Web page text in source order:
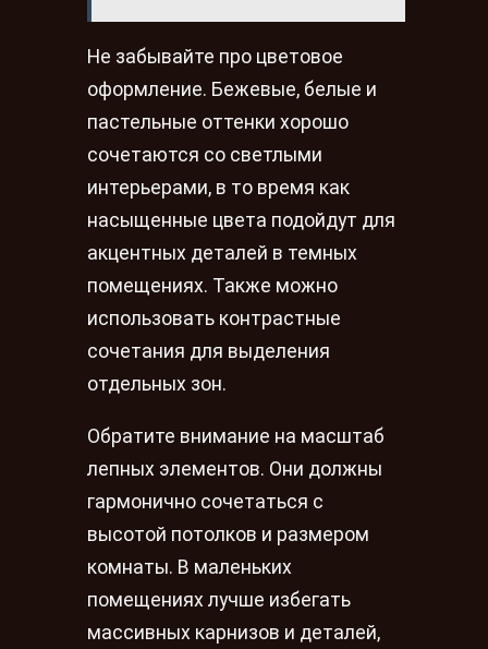
Не забывайте про цветовое
оформление. Бежевые, белые и
пастельные оттенки хорошо
сочетаются со светлыми
интерьерами, в то время как
насыщенные цвета подойдут для
акцентных деталей в темных
помещениях. Также можно
использовать контрастные
сочетания для выделения
отдельных зон.
Обратите внимание на масштаб
лепных элементов. Они должны
гармонично сочетаться с
высотой потолков и размером
комнаты. В маленьких
помещениях лучше избегать
массивных карнизов и деталей,